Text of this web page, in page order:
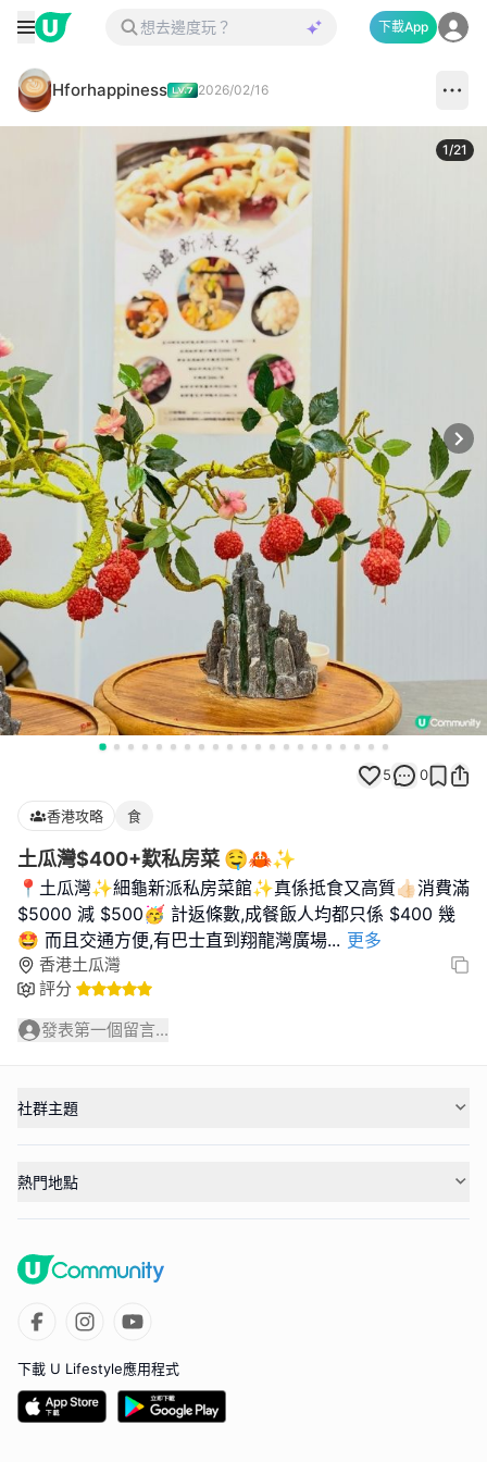
下載App
Hforhappiness 2026/02/16
1/21
5 0
香港攻略 食
土瓜灣$400+歎私房菜 🤤🦀✨
📍土瓜灣✨細龜新派私房菜館✨真係抵食又高質👍🏻消費滿
$5000 減 $500🥳 計返條數,成餐飯人均都只係 $400 幾
🤩 而且交通方便,有巴士直到翔龍灣廣場... 更多
香港土瓜灣
評分
發表第一個留言...
社群主題
熱門地點
下載 U Lifestyle應用程式